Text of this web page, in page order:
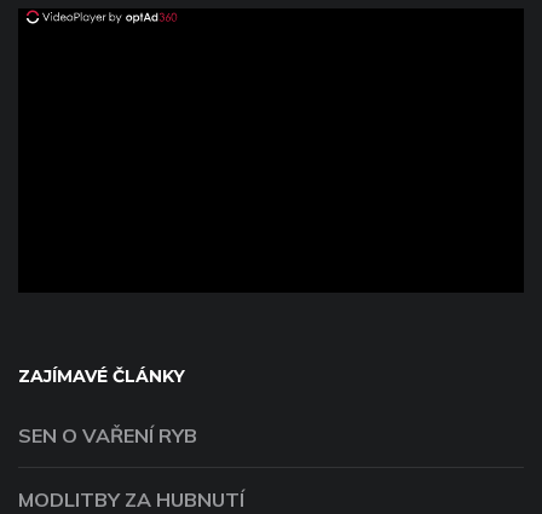
ZAJÍMAVÉ ČLÁNKY
SEN O VAŘENÍ RYB
MODLITBY ZA HUBNUTÍ